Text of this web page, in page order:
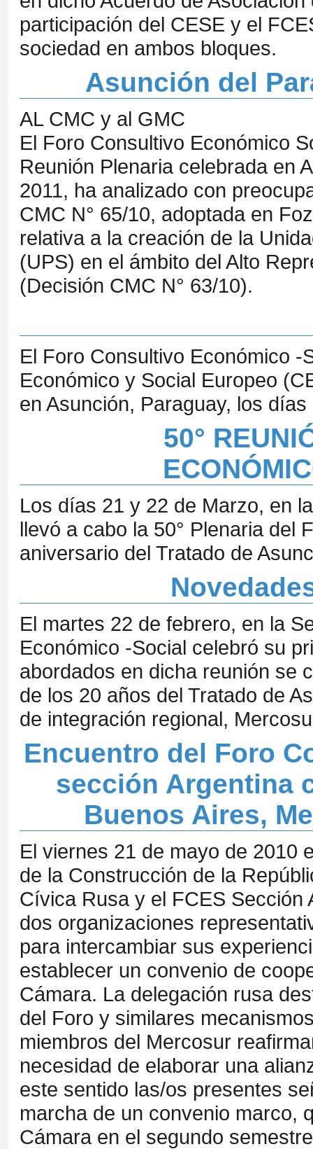
participación del CESE y el
sociedad en ambos bloques.
Asunción del
AL CMC y al GMC
El Foro Consultivo Económico
Reunión Plenaria celebrada en
2011, ha analizado con
CMC N° 65/10, adoptada en
relativa a la creación de la
(UPS) en el ámbito del Alto
(Decisión CMC N° 63/10).
El Foro Consultivo Económico
Económico y Social Europeo
en Asunción, Paraguay, los
50°
Los días 21 y 22 de Marzo, en
llevó a cabo la 50° Plenaria del
aniversario del Tratado de
El martes 22 de febrero, en la
Económico -Social celebró su
abordados en dicha reunión se
de los 20 años del Tratado de
de integración regional,
Encuentro del Foro
sección Argentina
Buenos Aires,
El viernes 21 de mayo de 2010
de la Construcción de la
Cívica Rusa y el FCES Sección
dos organizaciones
para intercambiar sus
establecer un convenio de
Cámara. La delegación rusa
del Foro y similares
miembros del Mercosur
necesidad de elaborar una
este sentido las/os presentes
marcha de un convenio marco,
Cámara en el segundo